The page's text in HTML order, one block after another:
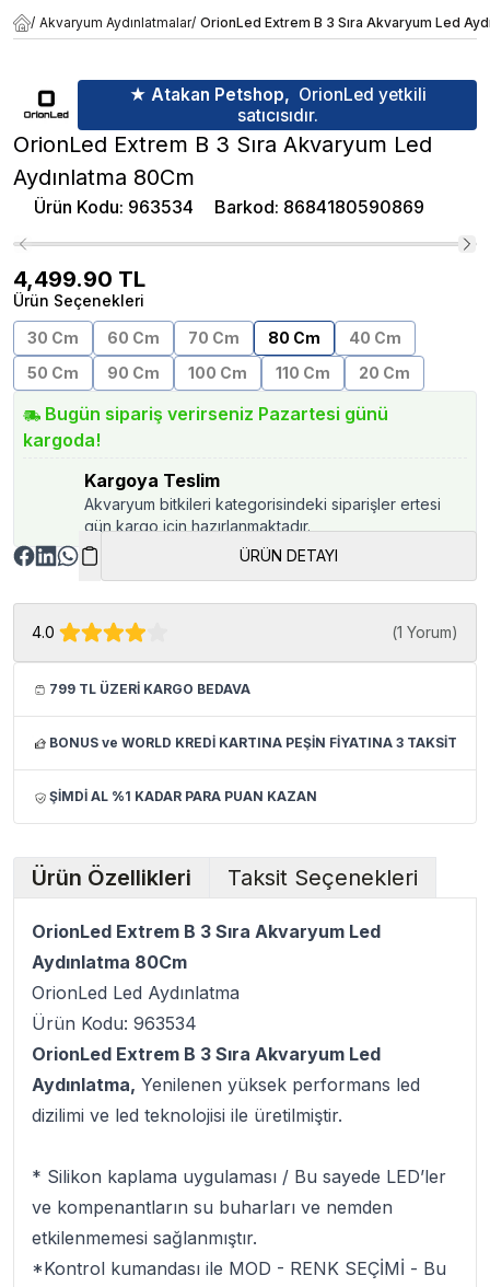
/ Akvaryum Aydınlatmalar/ OrionLed Extrem B 3 Sıra Akvaryum Led
★ Atakan Petshop, OrionLed yetkili
satıcısıdır.
OrionLed Extrem B 3 Sıra Akvaryum Led
Aydınlatma 80Cm
Ürün Kodu: 963534 Barkod: 8684180590869
4,499.90 TL
Ürün Seçenekleri
30 Cm
60 Cm 70 Cm 80 Cm
40 Cm
50 Cm
90 Cm 100 Cm 110 Cm 20 Cm
Bugün sipariş verirseniz Pazartesi günü
kargoda!
Kargoya Teslim
Akvaryum bitkileri kategorisindeki siparişler ertesi
gün kargo için hazırlanmaktadır.
ÜRÜN DETAYI
4.0 (1 Yorum)
799 TL ÜZERİ KARGO BEDAVA
BONUS ve WORLD KREDİ KARTINA PEŞİN FİYATINA 3 TAKSİT
ŞİMDİ AL %1 KADAR PARA PUAN KAZAN
Ürün Özellikleri Taksit Seçenekleri
OrionLed Extrem B 3 Sıra Akvaryum Led
Aydınlatma 80Cm
OrionLed Led Aydınlatma
Ürün Kodu: 963534
OrionLed Extrem B 3 Sıra Akvaryum Led
Aydınlatma, Yenilenen yüksek performans led
dizilimi ve led teknolojisi ile üretilmiştir.
* Silikon kaplama uygulaması / Bu sayede LED’ler
ve kompenantların su buharları ve nemden
etkilenmemesi sağlanmıştır.
*Kontrol kumandası ile MOD - RENK SEÇİMİ - Bu